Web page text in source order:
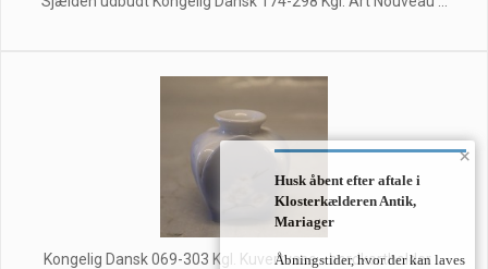
Kongelig Dansk 069-303 Kgl. Kuvertvase - bordkortholder ...
×
Husk åbent efter aftale i
Klosterkælderen Antik,
Mariager
Åbningstider, hvor der kan laves